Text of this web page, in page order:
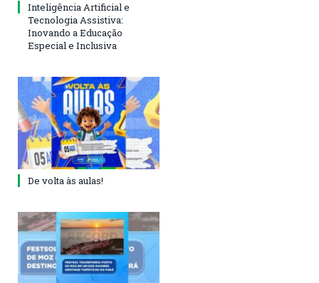
Inteligência Artificial e
Tecnologia Assistiva:
Inovando a Educação
Especial e Inclusiva
De volta às aulas!